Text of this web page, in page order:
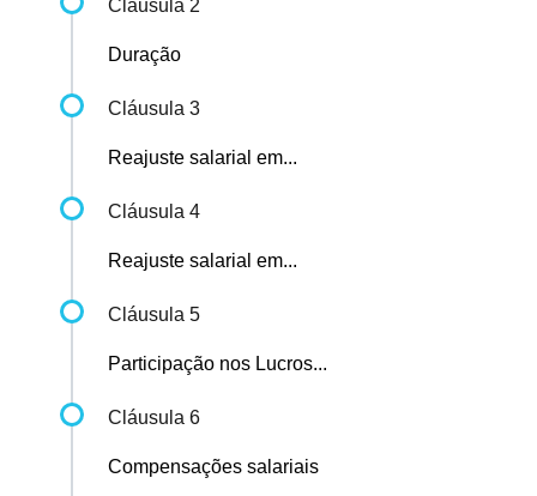
Cláusula 2
Duração
Cláusula 3
Reajuste salarial em...
Cláusula 4
Reajuste salarial em...
Cláusula 5
Participação nos Lucros...
Cláusula 6
Compensações salariais